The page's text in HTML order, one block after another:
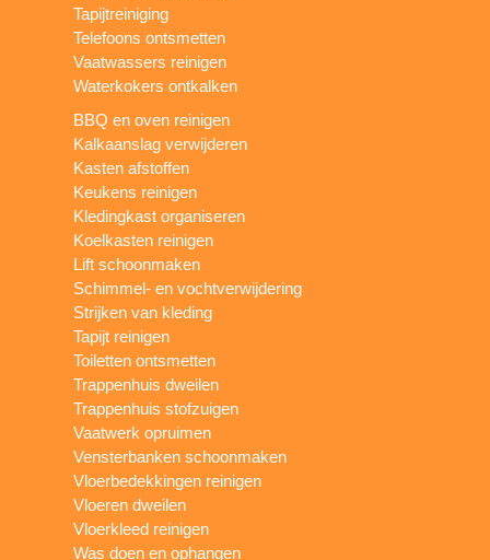
Tapijtreiniging
Telefoons ontsmetten
Vaatwassers reinigen
Waterkokers ontkalken
BBQ en oven reinigen
Kalkaanslag verwijderen
Kasten afstoffen
Keukens reinigen
Kledingkast organiseren
Koelkasten reinigen
Lift schoonmaken
Schimmel- en vochtverwijdering
Strijken van kleding
Tapijt reinigen
Toiletten ontsmetten
Trappenhuis dweilen
Trappenhuis stofzuigen
Vaatwerk opruimen
Vensterbanken schoonmaken
Vloerbedekkingen reinigen
Vloeren dweilen
Vloerkleed reinigen
Was doen en ophangen